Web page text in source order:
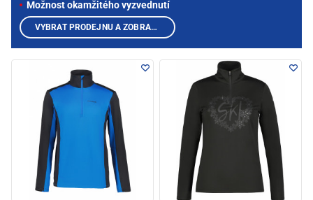
Možnost okamžitého vyzvednutí
VYBRAT PRODEJNU A ZOBRAZIT PRODUKTY